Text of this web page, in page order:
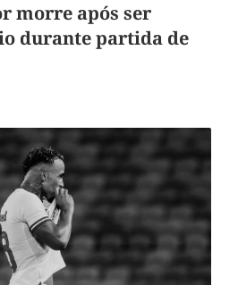
morre após ser
durante partida de